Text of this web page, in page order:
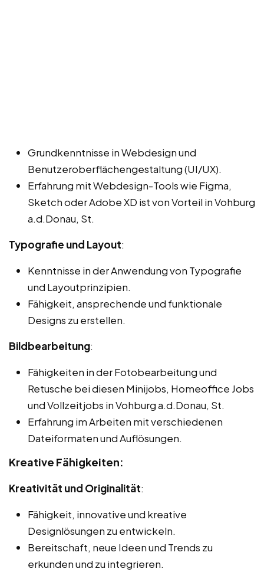
Grundkenntnisse in Webdesign und
Benutzeroberflächengestaltung (UI/UX).
Erfahrung mit Webdesign-Tools wie Figma,
Sketch oder Adobe XD ist von Vorteil in Vohburg
a.d.Donau, St.
Typografie und Layout:
Kenntnisse in der Anwendung von Typografie
und Layoutprinzipien.
Fähigkeit, ansprechende und funktionale
Designs zu erstellen.
Bildbearbeitung:
Fähigkeiten in der Fotobearbeitung und
Retusche bei diesen Minijobs, Homeoffice Jobs
und Vollzeitjobs in Vohburg a.d.Donau, St.
Erfahrung im Arbeiten mit verschiedenen
Dateiformaten und Auflösungen.
Kreative Fähigkeiten:
Kreativität und Originalität:
Fähigkeit, innovative und kreative
Designlösungen zu entwickeln.
Bereitschaft, neue Ideen und Trends zu
erkunden und zu integrieren.